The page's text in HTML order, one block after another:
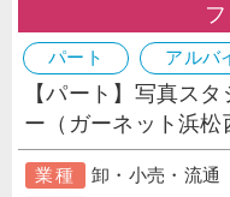
パート アルバ
【パート】写真ス
ー（ガーネット浜松
業種
卸・小売・流通